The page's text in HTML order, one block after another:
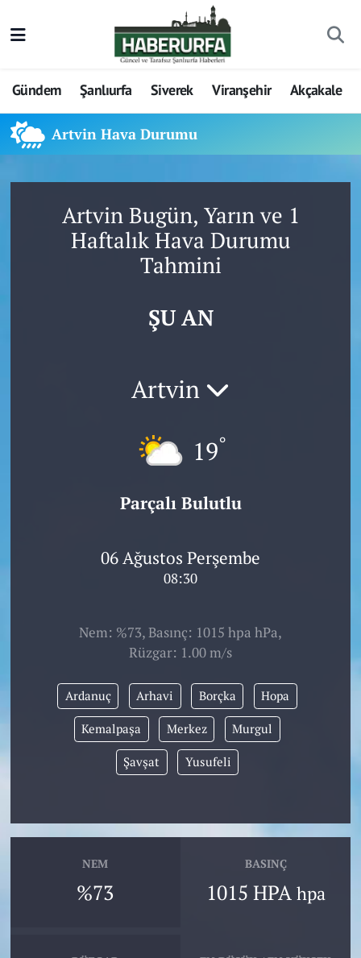
Gündem Şanlıurfa Siverek Viranşehir Akçakale
Artvin Hava Durumu
Artvin Bugün, Yarın ve 1
Haftalık Hava Durumu
Tahmini
ŞU AN
Artvin
19°
Parçalı Bulutlu
06 Ağustos Perşembe
08:30
Nem: %73, Basınç: 1015 hpa hPa,
Rüzgar: 1.00 m/s
Ardanuç Arhavi Borçka Hopa
Kemalpaşa Merkez Murgul
Şavşat Yusufeli
NEM
%73
BASINÇ
1015 HPA hpa